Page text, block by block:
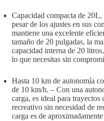
Capacidad compacta de
pesar de los ajustes en sus
mantiene una excelente
tamaño de 20 pulgadas, la
capacidad interna de 20
lo que necesitas sin
Hasta 10 km de autonomía
de 10 km/h. – Con una
carga, es ideal para
recreativo sin necesidad de
carga es de